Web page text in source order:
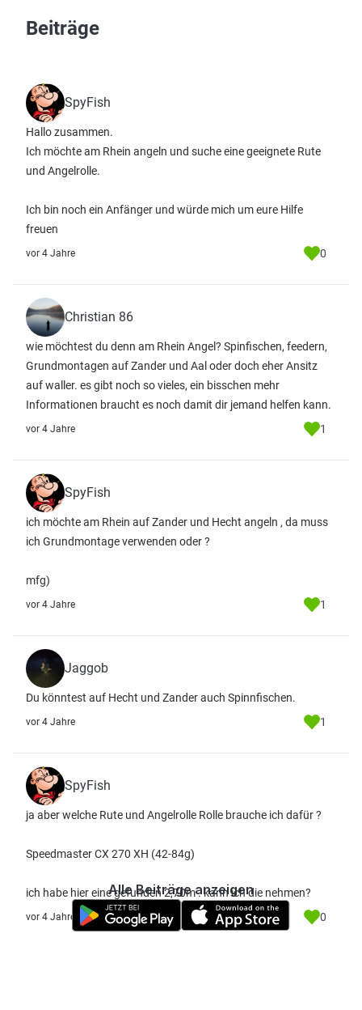
Beiträge
SpyFish
Hallo zusammen.
Ich möchte am Rhein angeln und suche eine geeignete Rute
und Angelrolle.
Ich bin noch ein Anfänger und würde mich um eure Hilfe
freuen
vor 4 Jahre 0
Christian 86
wie möchtest du denn am Rhein Angel? Spinfischen, feedern,
Grundmontagen auf Zander und Aal oder doch eher Ansitz
auf waller. es gibt noch so vieles, ein bisschen mehr
Informationen braucht es noch damit dir jemand helfen kann.
vor 4 Jahre 1
SpyFish
ich möchte am Rhein auf Zander und Hecht angeln , da muss
ich Grundmontage verwenden oder ?
mfg)
vor 4 Jahre 1
Jaggob
Du könntest auf Hecht und Zander auch Spinnfischen.
vor 4 Jahre 1
SpyFish
ja aber welche Rute und Angelrolle Rolle brauche ich dafür ?
Speedmaster CX 270 XH (42-84g)
ich habe hier eine gefunden 2,70m . kann ich die nehmen?
vor 4 Jahre 0
Alle Beiträge anzeigen